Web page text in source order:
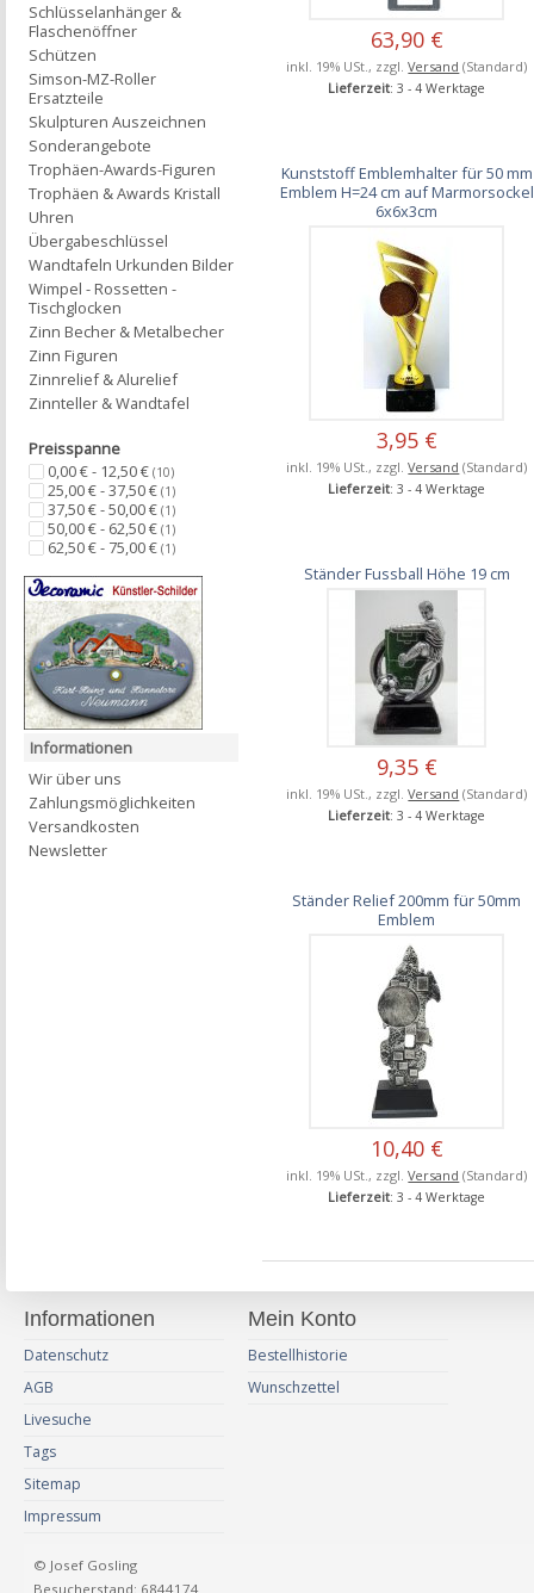
63,90 €
inkl. 19% USt., zzgl.Versand (Standard)
Lieferzeit: 3 - 4 Werktage
Kunststoff Emblemhalter für 50 mm
Emblem H=24 cm auf Marmorsockel
6x6x3cm
3,95 €
inkl. 19% USt., zzgl.Versand (Standard)
Lieferzeit: 3 - 4 Werktage
Ständer Fussball Höhe 19 cm
9,35 €
inkl. 19% USt., zzgl.Versand (Standard)
Lieferzeit: 3 - 4 Werktage
Ständer Relief 200mm für 50mm
Emblem
10,40 €
inkl. 19% USt., zzgl.Versand (Standard)
Lieferzeit: 3 - 4 Werktage
Schlüsselanhänger &
Flaschenöffner
Schützen
Simson-MZ-Roller
Ersatzteile
Skulpturen Auszeichnen
Sonderangebote
Trophäen-Awards-Figuren
Trophäen & Awards Kristall
Uhren
Übergabeschlüssel
Wandtafeln Urkunden Bilder
Wimpel - Rossetten -
Tischglocken
Zinn Becher & Metalbecher
Zinn Figuren
Zinnrelief & Alurelief
Zinnteller & Wandtafel
Preisspanne
0,00 € - 12,50 € (10)
25,00 € - 37,50 € (1)
37,50 € - 50,00 € (1)
50,00 € - 62,50 € (1)
62,50 € - 75,00 € (1)
Informationen
Wir über uns
Zahlungsmöglichkeiten
Versandkosten
Newsletter
Informationen
Datenschutz
AGB
Livesuche
Tags
Sitemap
Impressum
Mein Konto
Bestellhistorie
Wunschzettel
© Josef Gosling
Besucherstand: 6844174